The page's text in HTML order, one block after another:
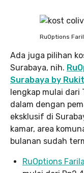
RuOptions
Ada juga pilihan
Surabaya, nih.
Surabaya by
lengkap mulai dari
dalam dengan
eksklusif di
kamar, area
bulanan sudah
RuOptions